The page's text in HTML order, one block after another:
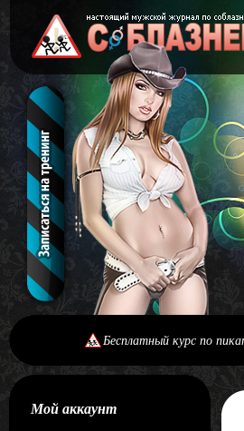
Бесплатный курс по
Мой аккаунт